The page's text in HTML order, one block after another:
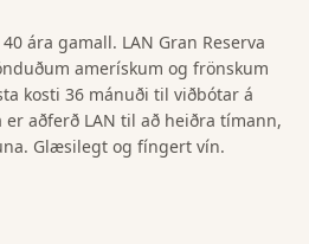
ára gamall. LAN Gran Reserva
amerískum og frönskum
kosti 36 mánuði til viðbótar á
aðferð LAN til að heiðra tímann,
Glæsilegt og fíngert vín.